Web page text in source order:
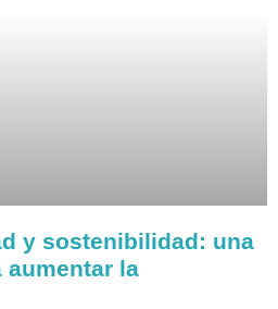
y sostenibilidad: una
aumentar la